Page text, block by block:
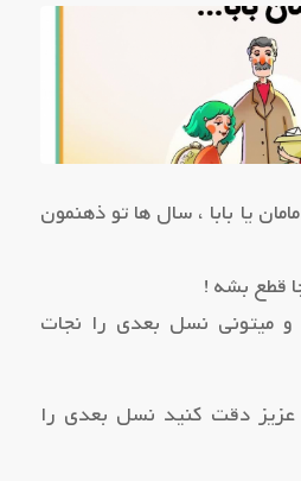
یا بابا ، سال ها تو ذهنمون
قطع بشه !
میتونی نسل بعدی را نجات
عزیز دقت کنید نسل بعدی را